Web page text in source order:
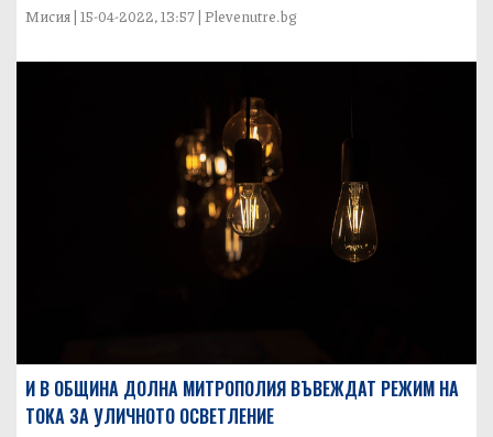
Мисия | 15-04-2022, 13:57 | Plevenutre.bg
И В ОБЩИНА ДОЛНА МИТРОПОЛИЯ ВЪВЕЖДАТ РЕЖИМ НА
ТОКА ЗА УЛИЧНОТО ОСВЕТЛЕНИЕ